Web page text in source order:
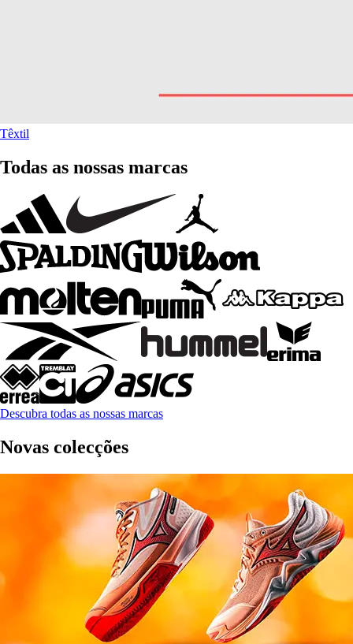
Têxtil
Todas as nossas marcas
Descubra todas as nossas marcas
Novas colecções